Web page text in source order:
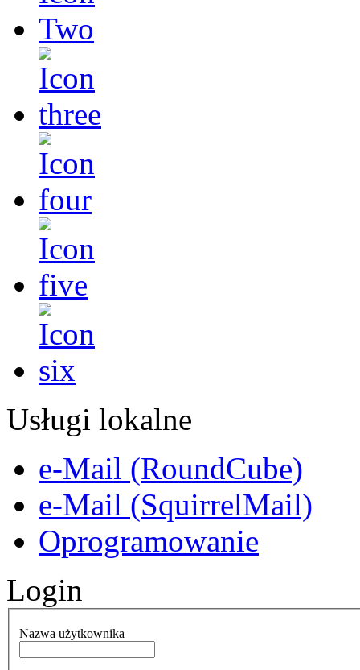
Usługi lokalne
e-Mail (RoundCube)
e-Mail (SquirrelMail)
Oprogramowanie
Login
Nazwa użytkownika